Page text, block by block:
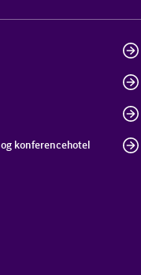
konferencehotel